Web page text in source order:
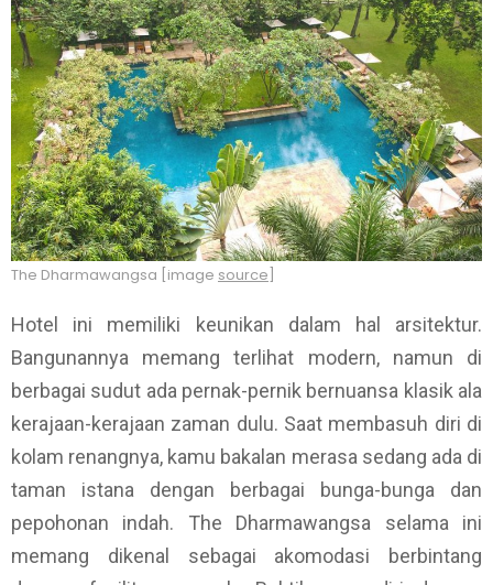
The Dharmawangsa [image source]
Hotel ini memiliki keunikan dalam hal arsitektur.
Bangunannya memang terlihat modern, namun di
berbagai sudut ada pernak-pernik bernuansa klasik ala
kerajaan-kerajaan zaman dulu. Saat membasuh diri di
kolam renangnya, kamu bakalan merasa sedang ada di
taman istana dengan berbagai bunga-bunga dan
pepohonan indah. The Dharmawangsa selama ini
memang dikenal sebagai akomodasi berbintang